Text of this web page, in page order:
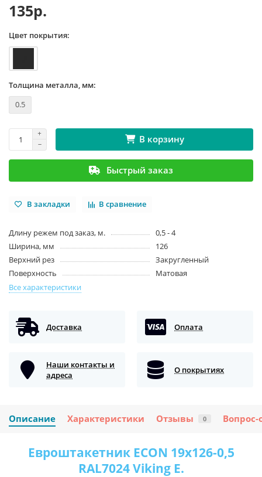
135р.
Цвет покрытия:
Толщина металла, мм:
0.5
В корзину
Быстрый заказ
В закладки В сравнение
Длину режем под заказ, м.
0,5 - 4
Ширина, мм
126
Верхний рез
Закругленный
Поверхность
Матовая
Все характеристики
Доставка Оплата
Наши контакты и
адреса
О покрытиях
Описание Характеристики Отзывы 0 Вопрос-
Евроштакетник ECON 19х126-0,5
RAL7024 Viking E.